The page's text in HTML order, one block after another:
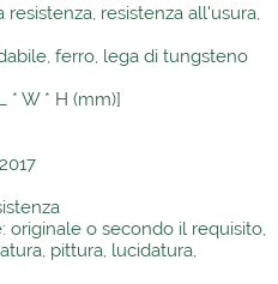
resistenza all'usura,
ferro, lega di tungsteno
* W * H (mm)]
originale o secondo il requisito,
pittura, lucidatura,